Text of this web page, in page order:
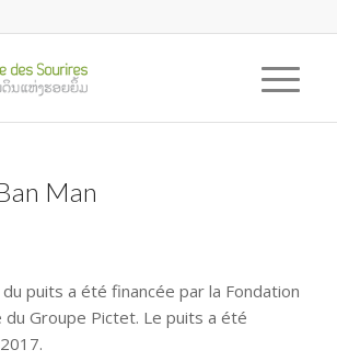
Man
puits a été financée par la Fondation
du Groupe Pictet. Le puits a été